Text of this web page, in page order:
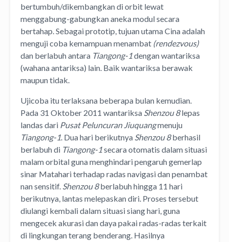
bertumbuh/dikembangkan di orbit lewat
menggabung-gabungkan aneka modul secara
bertahap. Sebagai prototip, tujuan utama Cina adalah
menguji coba kemampuan menambat (rendezvous)
dan berlabuh antara Tiangong-1dengan wantariksa
(wahana antariksa) lain. Baik wantariksa berawak
maupun tidak.
Ujicoba itu terlaksana beberapa bulan kemudian.
Pada 31 Oktober 2011 wantariksa Shenzou 8lepas
landas dari Pusat Peluncuran Jiuquangmenuju
Tiangong-1. Dua hari berikutnya Shenzou 8berhasil
berlabuh di Tiangong-1secara otomatis dalam situasi
malam orbital guna menghindari pengaruh gemerlap
sinar Matahari terhadap radas navigasi dan penambat
nan sensitif. Shenzou 8berlabuh hingga 11 hari
berikutnya, lantas melepaskan diri. Proses tersebut
diulangi kembali dalam situasi siang hari, guna
mengecek akurasi dan daya pakai radas-radas terkait
di lingkungan terang benderang. Hasilnya